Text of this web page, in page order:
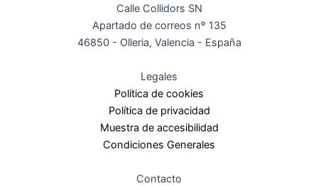
Calle Collidors SN
Apartado de correos nº 135
46850 - Olleria, Valencia - España
Legales
Política de cookies
Política de privacidad
Muestra de accesibilidad
Condiciones Generales
Contacto